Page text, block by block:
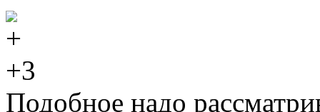
+3
Подобное надо